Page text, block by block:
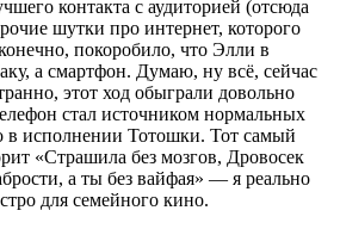
контакта с аудиторией (отсюда
шутки про интернет, которого
покоробило, что Элли в
а смартфон. Думаю, ну всё, сейчас
этот ход обыграли довольно
стал источником нормальных
в исполнении Тотошки. Тот самый
«Страшила без мозгов, Дровосек
а ты без вайфая» — я реально
для семейного кино.